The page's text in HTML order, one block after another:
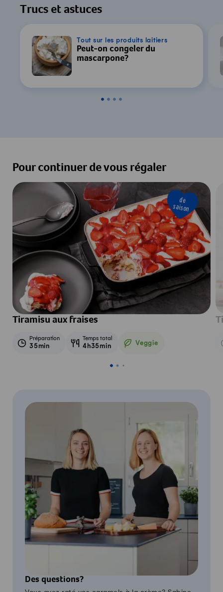
Trucs et astuces
Tout sur les produits laitiers
Peut-on congeler du
mascarpone?
Pour continuer de vous régaler
de
saison
Tiramisu aux fraises
Préparation
35min
Temps total
4h35min Veggie
Veggie
Des questions?